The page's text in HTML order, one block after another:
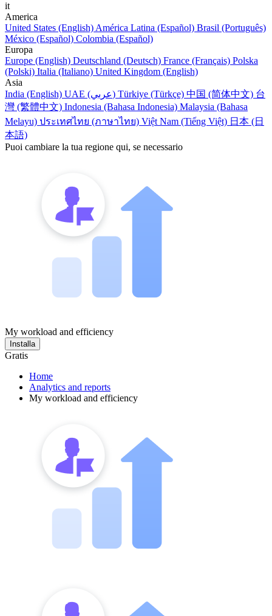
it
America
United States (English) América Latina (Español) Brasil (Português)
México (Español) Colombia (Español)
Europa
Europe (English) Deutschland (Deutsch) France (Français) Polska
(Polski) Italia (Italiano) United Kingdom (English)
Asia
India (English)
UAE (عربي) Türkiye (Türkçe) 中国 (简体中文) 台
灣 (繁體中文) Indonesia (Bahasa Indonesia) Malaysia (Bahasa
Melayu) ประเทศไทย (ภาษาไทย) Việt Nam (Tiếng Việt) 日本 (日
本語)
Puoi cambiare la tua regione qui, se necessario
My workload and efficiency
Installa
Gratis
Home
Analytics and reports
My workload and efficiency